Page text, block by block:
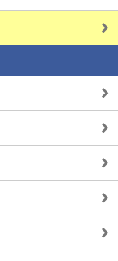
詳しく見る